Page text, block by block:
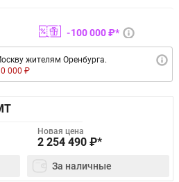
100 000 ₽*
жителям Оренбурга.
000 ₽
Новая цена
2 254 490 ₽*
За наличные